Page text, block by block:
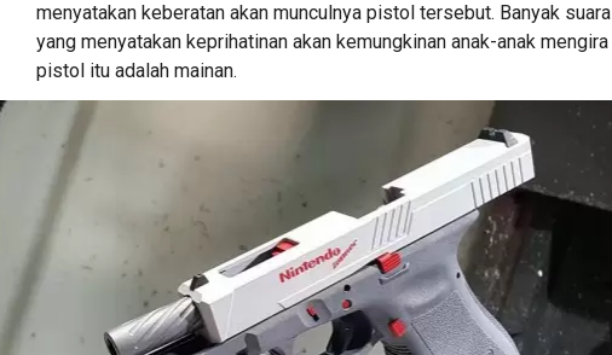
menyatakan keberatan akan munculnya pistol tersebut. Banyak suara
yang menyatakan keprihatinan akan kemungkinan anak-anak mengira
pistol itu adalah mainan.